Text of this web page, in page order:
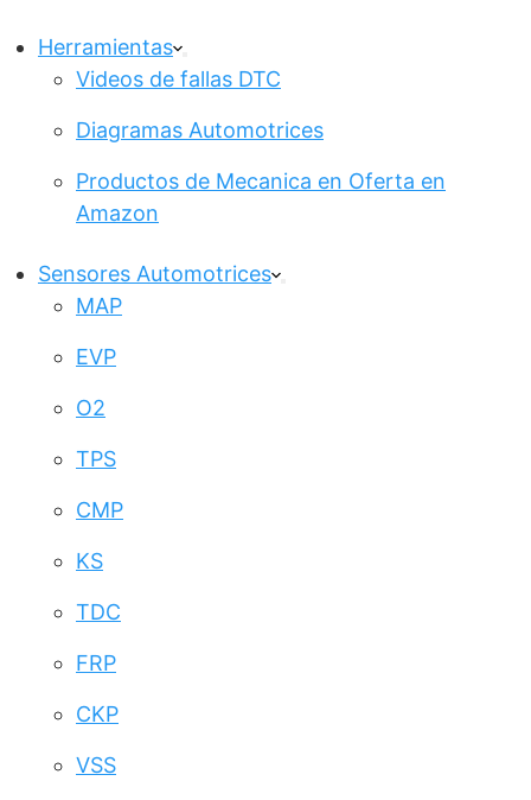
Herramientas
Videos de fallas DTC
Diagramas Automotrices
Productos de Mecanica en Oferta en
Amazon
Sensores Automotrices
MAP
EVP
O2
TPS
CMP
KS
TDC
FRP
CKP
VSS